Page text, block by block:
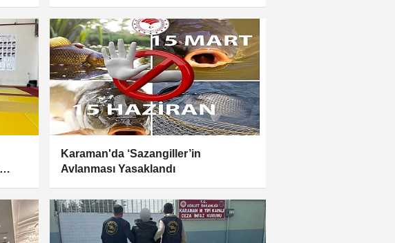
Karaman'da ‘Sazangiller’in
Avlanması Yasaklandı